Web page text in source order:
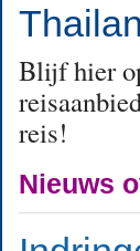
Blijf hier
reis!
Nieuws